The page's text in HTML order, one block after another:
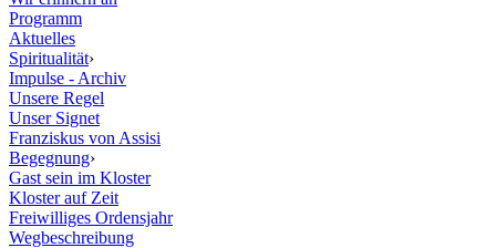
Programm
Aktuelles
Spiritualität›
Impulse - Archiv
Unsere Regel
Unser Signet
Franziskus von Assisi
Begegnung›
Gast sein im Kloster
Kloster auf Zeit
Freiwilliges Ordensjahr
Wegbeschreibung